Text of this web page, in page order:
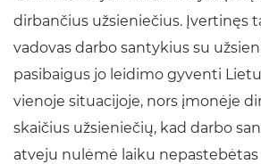
dirbančius užsieniečius. Įvertinęs
vadovas darbo santykius su
pasibaigus jo leidimo gyventi
vienoje situacijoje, nors įmonėje
skaičius užsieniečių, kad darbo
atveju nulėmė laiku nepastebėtas